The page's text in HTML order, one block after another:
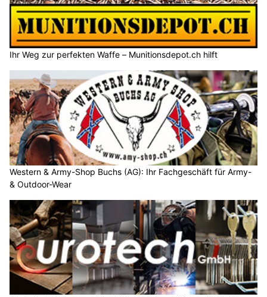
Ihr Weg zur perfekten Waffe – Munitionsdepot.ch hilft
Western & Army-Shop Buchs (AG): Ihr Fachgeschäft für Army-
& Outdoor-Wear